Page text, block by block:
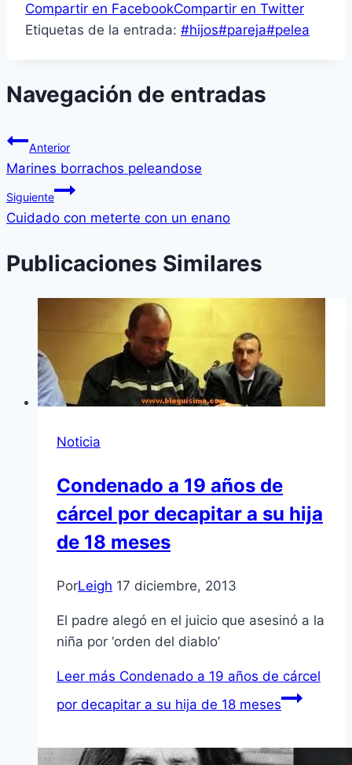
Compartir en FacebookCompartir en Twitter
Etiquetas de la entrada: #hijos#pareja#pelea
Navegación de entradas
Anterior
Marines borrachos peleandose
Siguiente
Cuidado con meterte con un enano
Publicaciones Similares
Noticia
Condenado a 19 años de
cárcel por decapitar a su hija
de 18 meses
PorLeigh 17 diciembre, 2013
El padre alegó en el juicio que asesinó a la
niña por ‘orden del diablo’
Leer más Condenado a 19 años de cárcel
por decapitar a su hija de 18 meses